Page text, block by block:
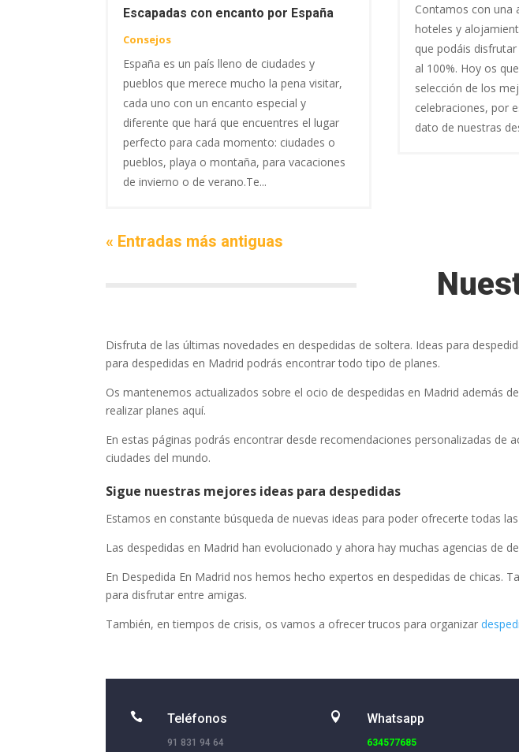
Escapadas con encanto por España
Consejos
España es un país lleno de ciudades y
pueblos que merece mucho la pena visitar,
cada uno con un encanto especial y
diferente que hará que encuentres el lugar
perfecto para cada momento: ciudades o
pueblos, playa o montaña, para vacaciones
de invierno o de verano.Te...
Contamos con una
hoteles y
que podáis
al 100%. Hoy os
selección de los
celebraciones, por
dato de nuestras
« Entradas más antiguas
Disfruta de las últimas novedades en despedidas de soltera. Ideas para
para despedidas en Madrid podrás encontrar todo tipo de planes.
Os mantenemos actualizados sobre el ocio de despedidas en Madrid además
realizar planes aquí.
En estas páginas podrás encontrar desde recomendaciones personalizadas
ciudades del mundo.
Sigue nuestras mejores ideas para despedidas
Estamos en constante búsqueda de nuevas ideas para poder ofrecerte todas
Las despedidas en Madrid han evolucionado y ahora hay muchas agencias de
En Despedida En Madrid nos hemos hecho expertos en despedidas de chicas.
para disfrutar entre amigas.
También, en tiempos de crisis, os vamos a ofrecer trucos para organizar
 Teléfonos
91 831 94 64
 Whatsapp
634577685